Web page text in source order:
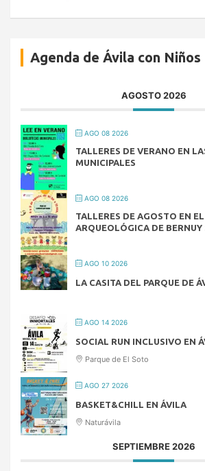
Agenda de Ávila con Niños
AGOSTO 2026
AGO 08 2026
TALLERES DE VERANO EN
MUNICIPALES
AGO 08 2026
TALLERES DE AGOSTO EN
ARQUEOLÓGICA DE BERNUY
AGO 10 2026
LA CASITA DEL PARQUE DE
AGO 14 2026
SOCIAL RUN INCLUSIVO EN
Parque de El Soto
AGO 27 2026
BASKET&CHILL EN ÁVILA
Naturávila
SEPTIEMBRE 2026